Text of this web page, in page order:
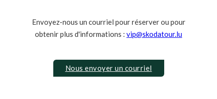
Envoyez-nous un courriel pour réserver ou pour
obtenir plus d'informations : vip@skodatour.lu
Nous envoyer un courriel